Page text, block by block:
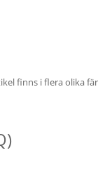
finns i flera olika